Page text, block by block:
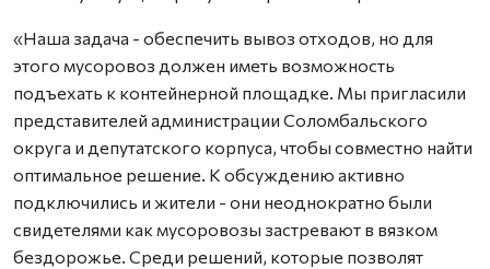
«Наша задача - обеспечить вывоз отходов, но для
этого мусоровоз должен иметь возможность
подъехать к контейнерной площадке. Мы пригласили
представителей администрации Соломбальского
округа и депутатского корпуса, чтобы совместно найти
оптимальное решение. К обсуждению активно
подключились и жители - они неоднократно были
свидетелями как мусоровозы застревают в вязком
бездорожье. Среди решений, которые позволят